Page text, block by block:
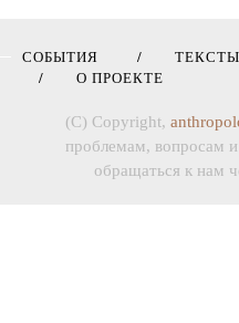
СОБЫТИЯ ТЕКСТЫ
О ПРОЕКТЕ
(C) Copyright,
проблемам, вопросам
обращаться к нам